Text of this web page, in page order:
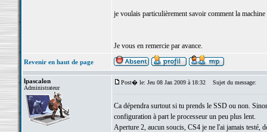
je voulais particulièrement savoir comment la
Je vous en remercie par avance.
Revenir en haut de page
lpascalon
Administrateur
Post� le: Jeu 08 Jan 2009 à 18:32 Sujet du message:
Ca dépendra surtout si tu prends le SSD ou non.
configuration à part le processeur un peu plus lent.
Aperture 2, aucun soucis, CS4 je ne l'ai jamais testé,